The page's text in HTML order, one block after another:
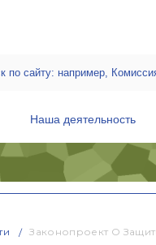
Наша деятельность
Законопроект О